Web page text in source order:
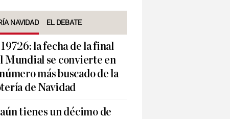
NAVIDAD EL DEBATE
la fecha de la final
Mundial se convierte en
más buscado de la
de Navidad
tienes un décimo de